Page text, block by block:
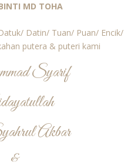
MD TOHA
Datin/ Tuan/ Puan/ Encik/
putera & puteri kami
Syarif
Akbar
&